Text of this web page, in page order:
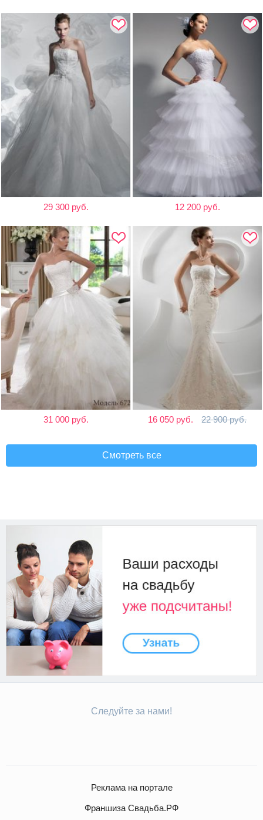
29 300 руб. 12 200 руб.
31 000 руб. 16 050 руб. 22 900 руб.
Смотреть все
Следуйте за нами!
Реклама на портале
Франшиза Свадьба.РФ